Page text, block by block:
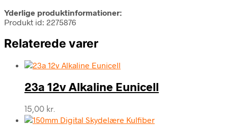
Yderlige produktinformationer:
Produkt id: 2275876
Relaterede varer
23a 12v Alkaline Eunicell
15,00 kr.